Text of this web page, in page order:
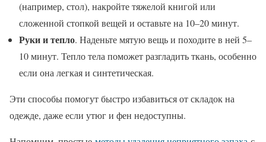
(например, стол), накройте тяжелой книгой или
сложенной стопкой вещей и оставьте на 10–20 минут.
Руки и тепло. Наденьте мятую вещь и походите в ней 5–
10 минут. Тепло тела поможет разгладить ткань, особенно
если она легкая и синтетическая.
Эти способы помогут быстро избавиться от складок на
одежде, даже если утюг и фен недоступны.